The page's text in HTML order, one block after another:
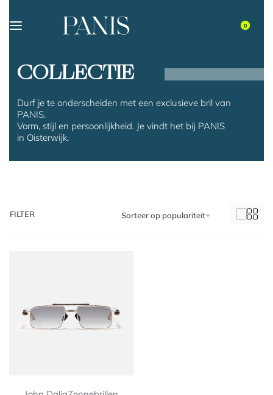
0
COLLECTIE
Durf je te onderscheiden met een exclusieve bril van
PANIS.
Vorm, stijl en persoonlijkheid. Je vindt het bij PANIS
in Oisterwijk.
Sorteer op populariteit
FILTER